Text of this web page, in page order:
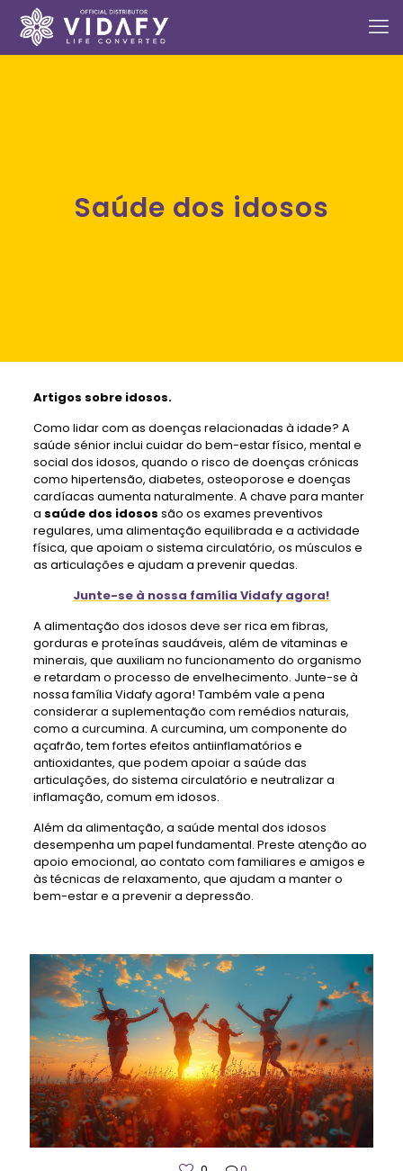
Saúde dos idosos
Artigos sobre idosos.
Como lidar com as doenças relacionadas à idade? A
saúde sénior inclui cuidar do bem-estar físico, mental e
social dos idosos, quando o risco de doenças crónicas
como hipertensão, diabetes, osteoporose e doenças
cardíacas aumenta naturalmente. A chave para manter
a saúde dos idosos são os exames preventivos
regulares, uma alimentação equilibrada e a actividade
física, que apoiam o sistema circulatório, os músculos e
as articulações e ajudam a prevenir quedas.
Junte-se à nossa família Vidafy agora!
A alimentação dos idosos deve ser rica em fibras,
gorduras e proteínas saudáveis, além de vitaminas e
minerais, que auxiliam no funcionamento do organismo
e retardam o processo de envelhecimento. Junte-se à
nossa família Vidafy agora! Também vale a pena
considerar a suplementação com remédios naturais,
como a curcumina. A curcumina, um componente do
açafrão, tem fortes efeitos antiinflamatórios e
antioxidantes, que podem apoiar a saúde das
articulações, do sistema circulatório e neutralizar a
inflamação, comum em idosos.
Além da alimentação, a saúde mental dos idosos
desempenha um papel fundamental. Preste atenção ao
apoio emocional, ao contato com familiares e amigos e
às técnicas de relaxamento, que ajudam a manter o
bem-estar e a prevenir a depressão.